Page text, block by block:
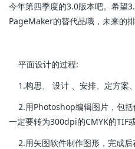
今年第四季度的3.0版本吧。希望
PageMaker的替代品哦，未来的排
平面设计的过程:
1.构思、 设计 、安排、定方案
2.用Photoshop编辑图片，包括
一定要转为300dpi的CMYK的TIF或
2.用矢图软件制作图形，完成后